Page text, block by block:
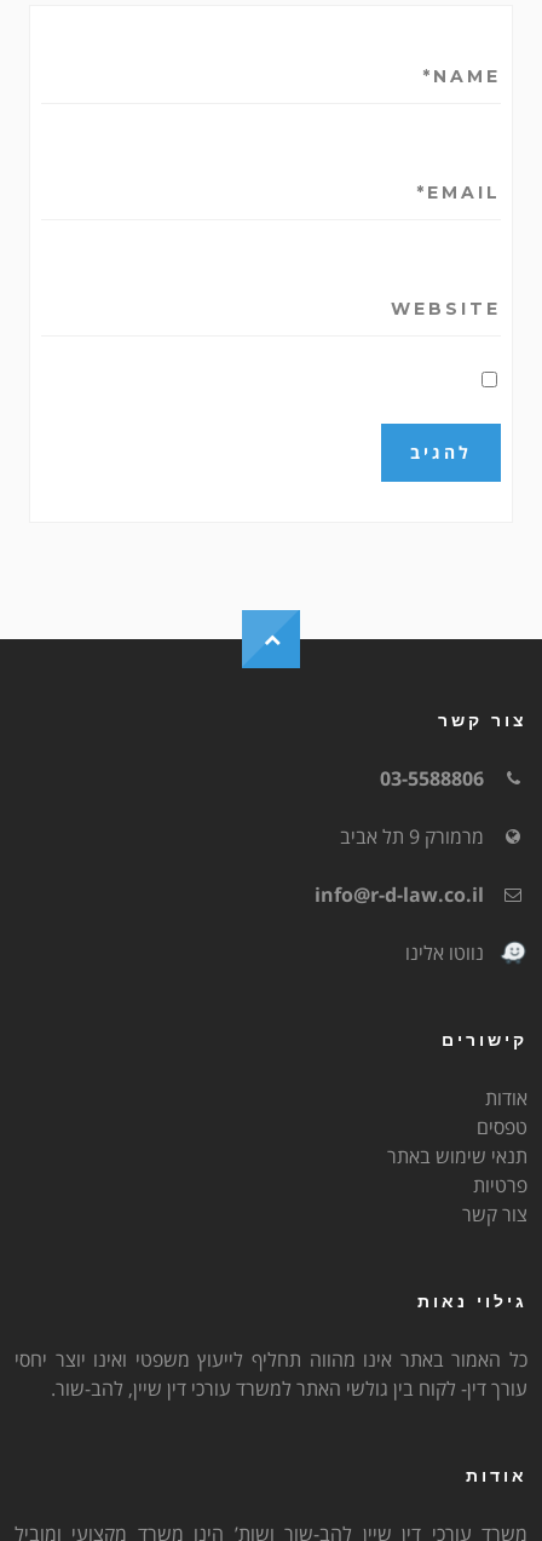
שמור בדפדפן זה את השם, האימייל והאתר
שלי לפעם הבאה שאגיב.
צור קשר
03-5588806
מרמורק 9 תל אביב
info@r-d-law.co.il
נווטו אלינו
קישורים
אודות
טפסים
תנאי שימוש באתר
פרטיות
צור קשר
גילוי נאות
כל האמור באתר אינו מהווה תחליף לייעוץ משפטי ואינו יוצר יחסי
עורך דין- לקוח בין גולשי האתר למשרד עורכי דין שיין, להב-שור.
אודות
משרד עורכי דין שיין להב-שור ושות’ הינו משרד מקצועי ומוביל